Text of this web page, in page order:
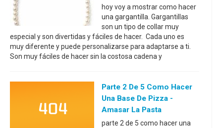
hoy voy a mostrar como hacer
una gargantilla. Gargantillas
son un tipo de collar muy
especial y son divertidas y fáciles de hacer. Cada uno es
muy diferente y puede personalizarse para adaptarse a ti.
Son muy fáciles de hacer sin la costosa cadena y
Parte 2 De 5 Como Hacer
Una Base De Pizza -
Amasar La Pasta
parte 2 de 5 como hacer una